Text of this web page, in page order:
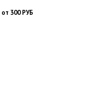
от 300 РУБ